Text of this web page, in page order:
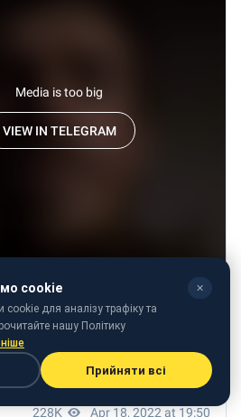
cookie ✕
для аналізу трафіку та
нашу Політику
Прийняти всі